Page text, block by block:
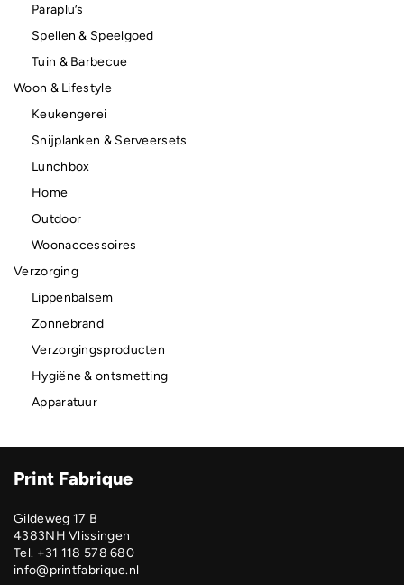
Paraplu’s
Spellen & Speelgoed
Tuin & Barbecue
Woon & Lifestyle
Keukengerei
Snijplanken & Serveersets
Lunchbox
Home
Outdoor
Woonaccessoires
Verzorging
Lippenbalsem
Zonnebrand
Verzorgingsproducten
Hygiëne & ontsmetting
Apparatuur
Print Fabrique
Gildeweg 17 B
4383NH Vlissingen
Tel. +31 118 578 680
info@printfabrique.nl